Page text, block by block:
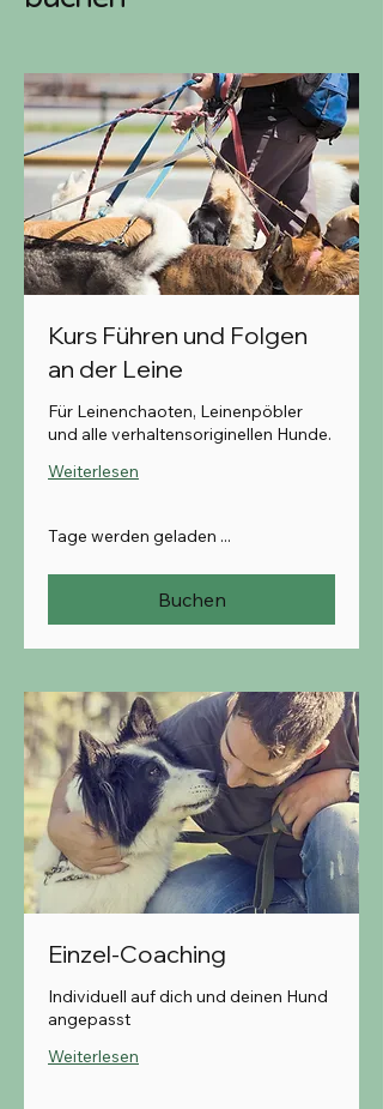
Kurs Führen und Folgen
an der Leine
Für Leinenchaoten, Leinenpöbler
und alle verhaltensoriginellen Hunde.
Weiterlesen
Tage werden geladen ...
Buchen
Einzel-Coaching
Individuell auf dich und deinen Hund
angepasst
Weiterlesen